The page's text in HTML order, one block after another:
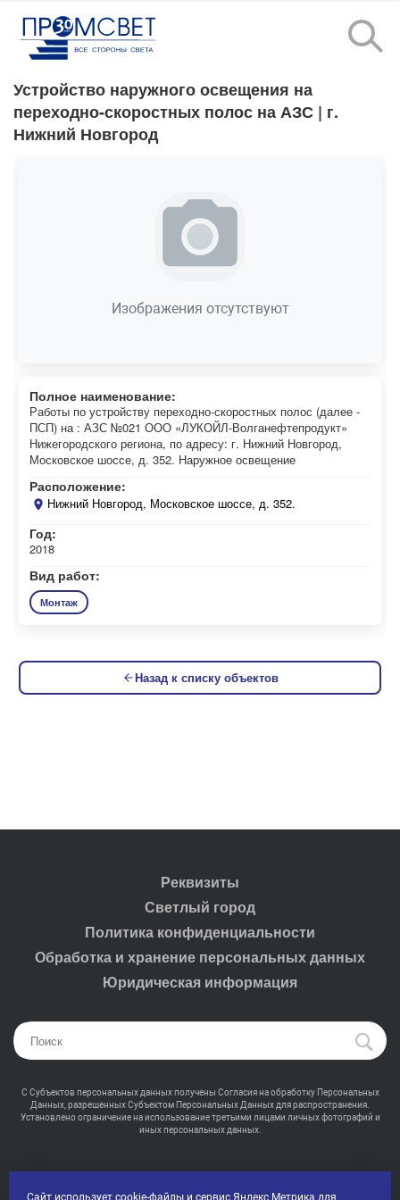
Устройство наружного освещения на
переходно-скоростных полос на АЗС | г.
Нижний Новгород
Изображения отсутствуют
Полное наименование:
Работы по устройству переходно-скоростных полос (далее -
ПСП) на : АЗС №021 ООО «ЛУКОЙЛ-Волганефтепродукт»
Нижегородского региона, по адресу: г. Нижний Новгород,
Московское шоссе, д. 352. Наружное освещение
Расположение:
Нижний Новгород, Московское шоссе, д. 352.
Год:
2018
Вид работ:
Монтаж
Назад к списку объектов
Реквизиты
Светлый город
Политика конфиденциальности
Обработка и хранение персональных данных
Юридическая информация
С Субъектов персональных данных получены Согласия на обработку Персональных
Данных, разрешенных Субъектом Персональных Данных для распространения.
Установлено ограничение на использование третьими лицами личных фотографий и
иных персональных данных.
Сайт использует cookie-файлы и сервис Яндекс Метрика для